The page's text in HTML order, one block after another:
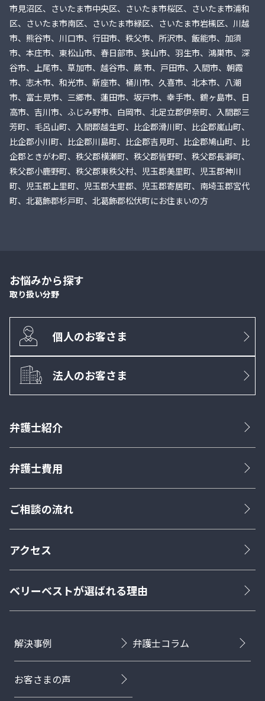
市見沼区、さいたま市中央区、さいたま市桜区、さいたま市浦和
区、さいたま市南区、さいたま市緑区、さいたま市岩槻区、川越
市、熊谷市、川口市、行田市、秩父市、所沢市、飯能市、加須
市、本庄市、東松山市、春日部市、狭山市、羽生市、鴻巣市、深
谷市、上尾市、草加市、越谷市、蕨 市、戸田市、入間市、朝霞
市、志木市、和光市、新座市、桶川市、久喜市、北本市、八潮
市、富士見市、三郷市、蓮田市、坂戸市、幸手市、鶴ヶ島市、日
高市、吉川市、ふじみ野市、白岡市、北足立郡伊奈町、入間郡三
芳町、毛呂山町、入間郡越生町、比企郡滑川町、比企郡嵐山町、
比企郡小川町、比企郡川島町、比企郡吉見町、比企郡鳩山町、比
企郡ときがわ町、秩父郡横瀬町、秩父郡皆野町、秩父郡長瀞町、
秩父郡小鹿野町、秩父郡東秩父村、児玉郡美里町、児玉郡神川
町、児玉郡上里町、児玉郡大里郡、児玉郡寄居町、南埼玉郡宮代
町、北葛飾郡杉戸町、北葛飾郡松伏町にお住まいの方
お悩みから探す
取り扱い分野
個人のお客さま
法人のお客さま
弁護士紹介
弁護士費用
ご相談の流れ
アクセス
ベリーベストが選ばれる理由
解決事例 弁護士コラム
お客さまの声